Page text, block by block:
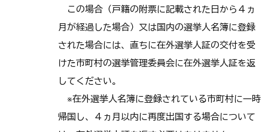
この場合（戸籍の附票に記載された日から４ヵ
月が経過した場合）又は国内の選挙人名簿に登録
された場合には、直ちに在外選挙人証の交付を受
けた市町村の選挙管理委員会に在外選挙人証を返
してください。
※在外選挙人名簿に登録されている市町村に一時
帰国し、４ヵ月以内に再度出国する場合について